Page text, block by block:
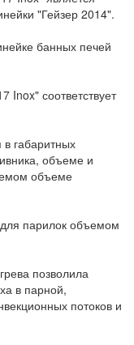
"Гейзер 2014".
банных печей
Inox" соответствует
габаритных
объеме и
объеме
парилок объемом
позволила
в парной,
потоков и